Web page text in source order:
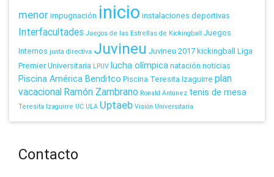
menorimpugnación inicio instalaciones deportivas
Interfacultades Juegos de las Estrellas de Kickingball Juegos
Internos junta directiva Juvineu Juvineu 2017kickingball Liga
Premier Universitaria LPUV lucha olímpicanatación noticias
Piscina América Benditco Piscina Teresita Izaguirre plan
vacacional Ramón Zambrano Ronald Antúnez tenis de mesa
Teresita Izaguirre UC ULA Uptaeb Visión Universitaria
Contacto